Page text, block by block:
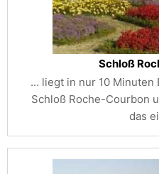
Schloß
... liegt in nur 10
Schloß Roche-Courbon
das